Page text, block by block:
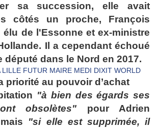
sa succession, elle avait
côtés un proche, François
élu de l'Essonne et ex-ministre
Il a cependant échoué
député dans le Nord en 2017.
priorité au pouvoir d’achat
"à bien des égards ses
obsolètes" pour Adrien
"si elle est supprimée, il